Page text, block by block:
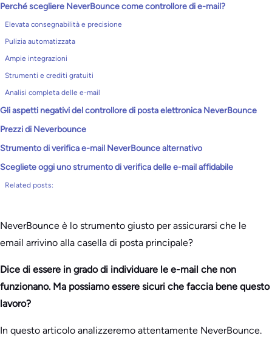
Perché scegliere NeverBounce come controllore di e-mail?
Elevata consegnabilità e precisione
Pulizia automatizzata
Ampie integrazioni
Strumenti e crediti gratuiti
Analisi completa delle e-mail
Gli aspetti negativi del controllore di posta elettronica NeverBounce
Prezzi di Neverbounce
Strumento di verifica e-mail NeverBounce alternativo
Scegliete oggi uno strumento di verifica delle e-mail affidabile
Related posts:
NeverBounce è lo strumento giusto per assicurarsi che le
email arrivino alla casella di posta principale?
Dice di essere in grado di individuare le e-mail che non
funzionano. Ma possiamo essere sicuri che faccia bene questo
lavoro?
In questo articolo analizzeremo attentamente NeverBounce.